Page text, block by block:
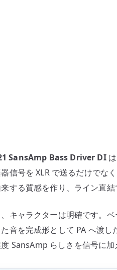
SansAmp Bass Driver DIは
信号を XLR で送るだけでな
来する質感を作り、ライン直
キャラクターは明確です。
音を完成形として PA へ渡
SansAmp らしさを信号に加